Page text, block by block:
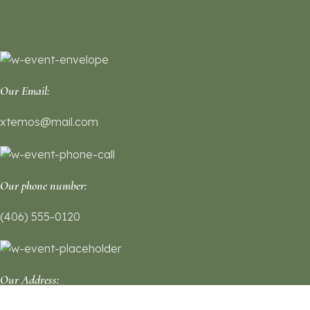
Our Email:
xtemos@mail.com
Our phone number:
(406) 555-0120
Our Address: